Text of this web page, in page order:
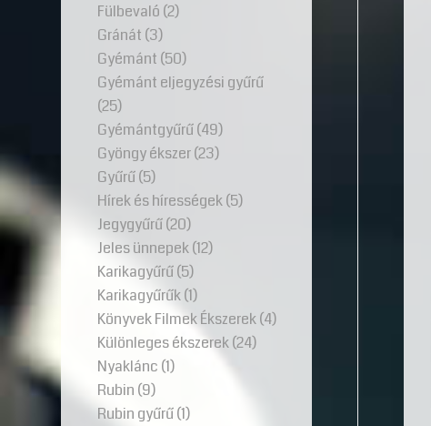
Fülbevaló (2)
Gránát (3)
Gyémánt (50)
Gyémánt eljegyzési gyűrű
(25)
Gyémántgyűrű(49)
Gyöngy ékszer(23)
Gyűrű(5)
Hírek és hírességek(5)
Jegygyűrű(20)
Jeles ünnepek(12)
Karikagyűrű(5)
Karikagyűrűk(1)
Könyvek Filmek Ékszerek(4)
Különleges ékszerek(24)
Nyaklánc (1)
Rubin (9)
Rubin gyűrű(1)